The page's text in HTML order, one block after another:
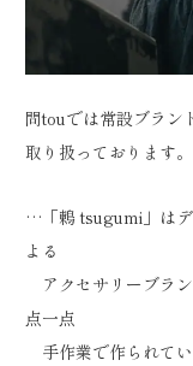
問touでは常設ブラン
取り扱っております。
…「鶫 tsugumi」は
よる
アクセサリーブラ
点一点
手作業で作られて